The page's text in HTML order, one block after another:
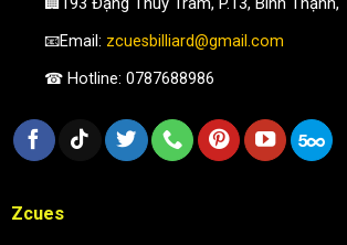
📧Email: zcuesbilliard@gmail.com
☎ Hotline: 0787688986
Zcues